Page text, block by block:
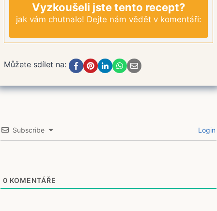
Vyzkoušeli jste tento recept?
jak vám chutnalo! Dejte nám vědět v komentáři:
Můžete sdílet na:
Subscribe Login
0 KOMENTÁŘE